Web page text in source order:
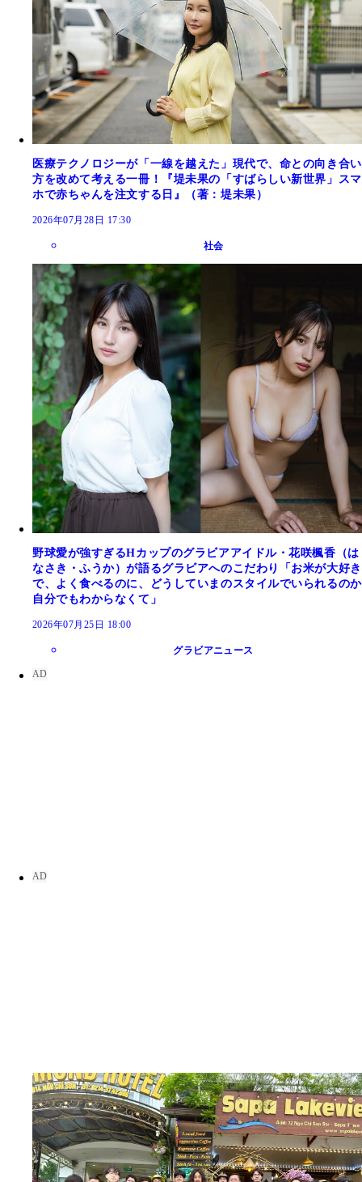
医療テクノロジーが「一線を越えた」現代で、命との向き合い
方を改めて考える一冊！『堤未果の「すばらしい新世界」スマ
ホで赤ちゃんを注文する日』（著：堤未果）
2026年07月28日 17:30
社会
野球愛が強すぎるHカップのグラビアアイドル・花咲楓香（は
なさき・ふうか）が語るグラビアへのこだわり「お米が大好き
で、よく食べるのに、どうしていまのスタイルでいられるのか
自分でもわからなくて」
2026年07月25日 18:00
グラビアニュース